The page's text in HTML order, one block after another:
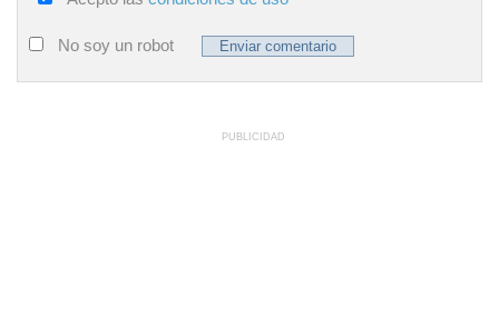
No soy un robot
PUBLICIDAD